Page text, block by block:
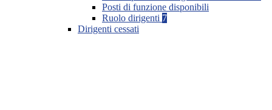
Posti di funzione disponibili
Ruolo dirigenti 7
Dirigenti cessati